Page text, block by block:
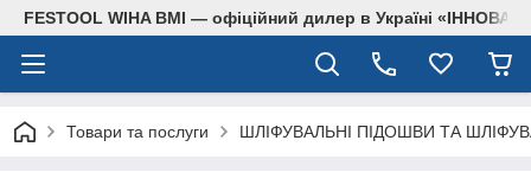
FESTOOL WIHA BMI — офіційний дилер в Україні
Товари та послуги ШЛІФУВАЛЬНІ ПІДОШВИ ТА